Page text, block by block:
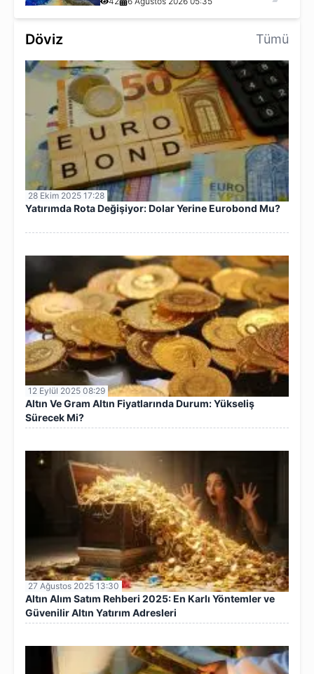
Döviz Tümü
28 Ekim 2025 17:28
Yatırımda Rota Değişiyor: Dolar Yerine Eurobond Mu?
12 Eylül 2025 08:29
Altın Ve Gram Altın Fiyatlarında Durum: Yükseliş
Sürecek Mi?
27 Ağustos 2025 13:30
Altın Alım Satım Rehberi 2025: En Karlı Yöntemler ve
Güvenilir Altın Yatırım Adresleri